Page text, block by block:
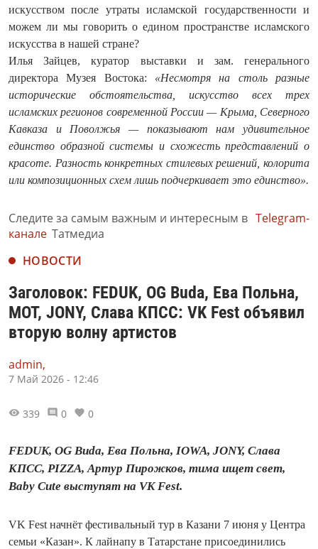
искусством после утраты исламской государственности и
можем ли мы говорить о едином пространстве исламского
искусства в нашей стране?
Илья Зайцев, куратор выставки и зам. генерального
директора Музея Востока: «Несмотря на столь разные
исторические обстоятельства, искусство всех трех
исламских регионов современной России — Крыма, Северного
Кавказа и Поволжья — показывают нам удивительное
единство образной системы и схожесть представлений о
красоте. Разность конкретных стилевых решений, колорита
или композиционных схем лишь подчеркивает это единство».
Следите за самым важным и интересным в Telegram-
канале Татмедиа
НОВОСТИ
Заголовок: FEDUK, OG Buda, Ева Польна,
МОТ, JONY, Слава КПСС: VK Fest объявил
вторую волну артистов
admin,
7 Май 2026 - 12:46
339 0 0
FEDUK, OG Buda, Ева Польна, IOWA, JONY, Слава
КПСС, PIZZA, Артур Пирожков, тима ищет свет,
Baby Cute выступят на VK Fest.
VK Fest начнёт фестивальный тур в Казани 7 июня у Центра
семьи «Казан». К лайнапу в Татарстане присоединились